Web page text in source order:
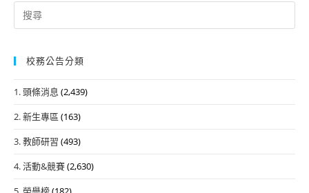
Search
for:
校務公告分類
1. 頭條消息 (2,439)
2. 新生專區 (163)
3. 教師研習 (493)
4. 活動&競賽(2,630)